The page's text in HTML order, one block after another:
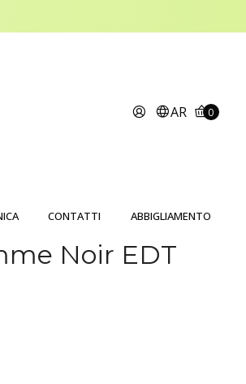
AR 0
CONTATTI ABBIGLIAMENTO
Noir EDT